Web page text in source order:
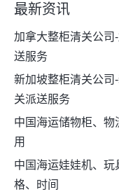
最新资讯
加拿大整柜清关公司
送服务
新加坡整柜清关公
关派送服务
中国海运储物柜、
用
中国海运娃娃机、
格、时间